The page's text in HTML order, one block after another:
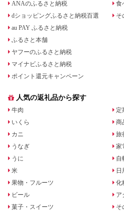
ANAのふるさと納税
dショッピングふるさと納税百選
au PAY ふるさと納税
ふるさと本舗
ヤフーのふるさと納税
マイナビふるさと納税
ポイント還元キャンペーン
食
そ
人気の返礼品から探す
牛肉
いくら
カニ
うなぎ
うに
米
果物・フルーツ
ビール
菓子・スイーツ
定
商
旅
家
自
日
化
ア
そ